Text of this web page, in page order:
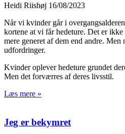
Heidi Riishøj 16/08/2023
Når vi kvinder går i
kortene at vi får hedeture. Det er
mere generet af dem end andre. Men
udfordringer.
Kvinder oplever hedeture grundet
Men det forværres af deres livsstil.
Læs mere »
Jeg er bekymret